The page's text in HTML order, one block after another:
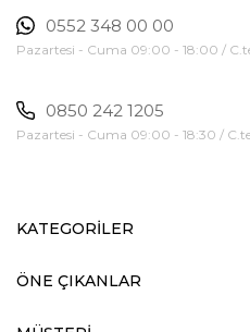
0552 348 00 00
Pazartesi - Cuma 09:00 - 18:00 /
0850 242 1205
Pazartesi - Cuma 09:00 - 18:30 /
KATEGORİLER
ÖNE ÇIKANLAR